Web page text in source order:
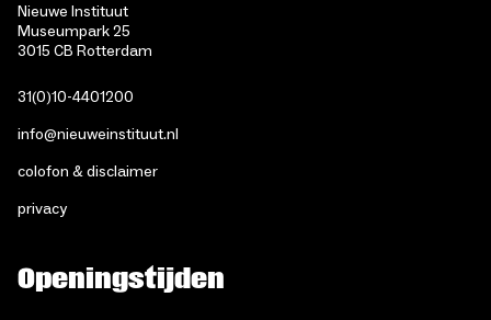
Nieuwe Instituut
Museumpark 25
3015 CB Rotterdam
31(0)10-4401200
info@nieuweinstituut.nl
colofon & disclaimer
privacy
Openingstijden